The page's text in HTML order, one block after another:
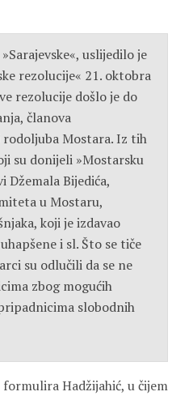
uslijedilo je
rezolucije« 21. oktobra
rezolucije došlo je do
članova
Mostara. Iz tih
su donijeli »Mostarsku
Bijedića,
u Mostaru,
koji je izdavao
i sl. Što se tiče
su odlučili da se ne
zbog mogućih
slobodnih
Hadžijahić, u čijem